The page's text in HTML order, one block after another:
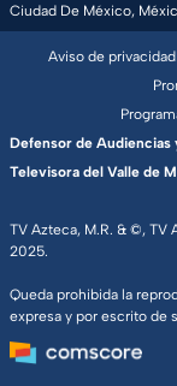
Ciudad De México,
TV Azteca, M.R. & ©, TV
2025.
Queda prohibida la
expresa y por escrito de
Aviso de privacidad
Defensor de Audiencias
Televisora del Valle de